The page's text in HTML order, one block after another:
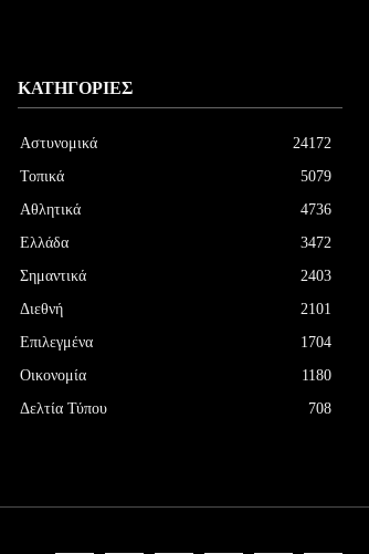
ΚΑΤΗΓΟΡΊΕΣ
Αστυνομικά
24172
Τοπικά
5079
Αθλητικά
4736
Ελλάδα
3472
Σημαντικά
2403
Διεθνή
2101
Επιλεγμένα
1704
Οικονομία
1180
Δελτία Τύπου
708